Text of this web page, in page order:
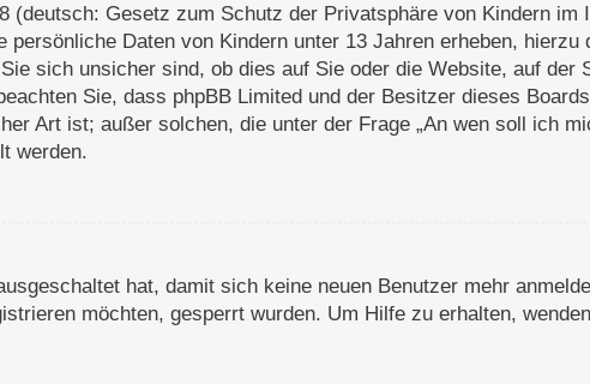
(deutsch: Gesetz zum Schutz der Privatsphäre von Kindern im
Daten von Kindern unter 13 Jahren erheben, hierzu
sich unsicher sind, ob dies auf Sie oder die Website, auf der
Sie, dass phpBB Limited und der Besitzer dieses
Art ist; außer solchen, die unter der Frage „An wen soll ich
werden.
hat, damit sich keine neuen Benutzer mehr
möchten, gesperrt wurden. Um Hilfe zu erhalten,